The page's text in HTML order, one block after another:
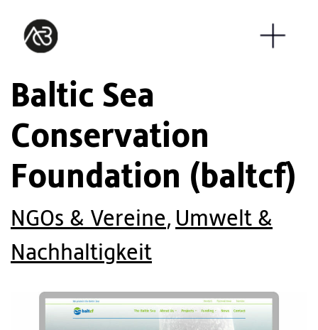
Baltic Sea
Conservation
Foundation (baltcf)
NGOs & Vereine, Umwelt &
Nachhaltigkeit